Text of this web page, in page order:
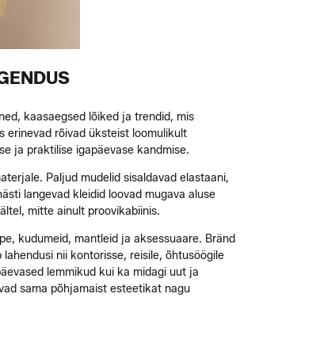
kaasaegsed lõiked ja trendid, mis
erinevad rõivad üksteist loomulikult
ja praktilise igapäevase kandmise.
Paljud mudelid sisaldavad elastaani,
langevad kleidid loovad mugava aluse
mitte ainult proovikabiinis.
kudumeid, mantleid ja aksessuaare. Bränd
nii kontorisse, reisile, õhtusöögile
lemmikud kui ka midagi uut ja
sama põhjamaist esteetikat nagu